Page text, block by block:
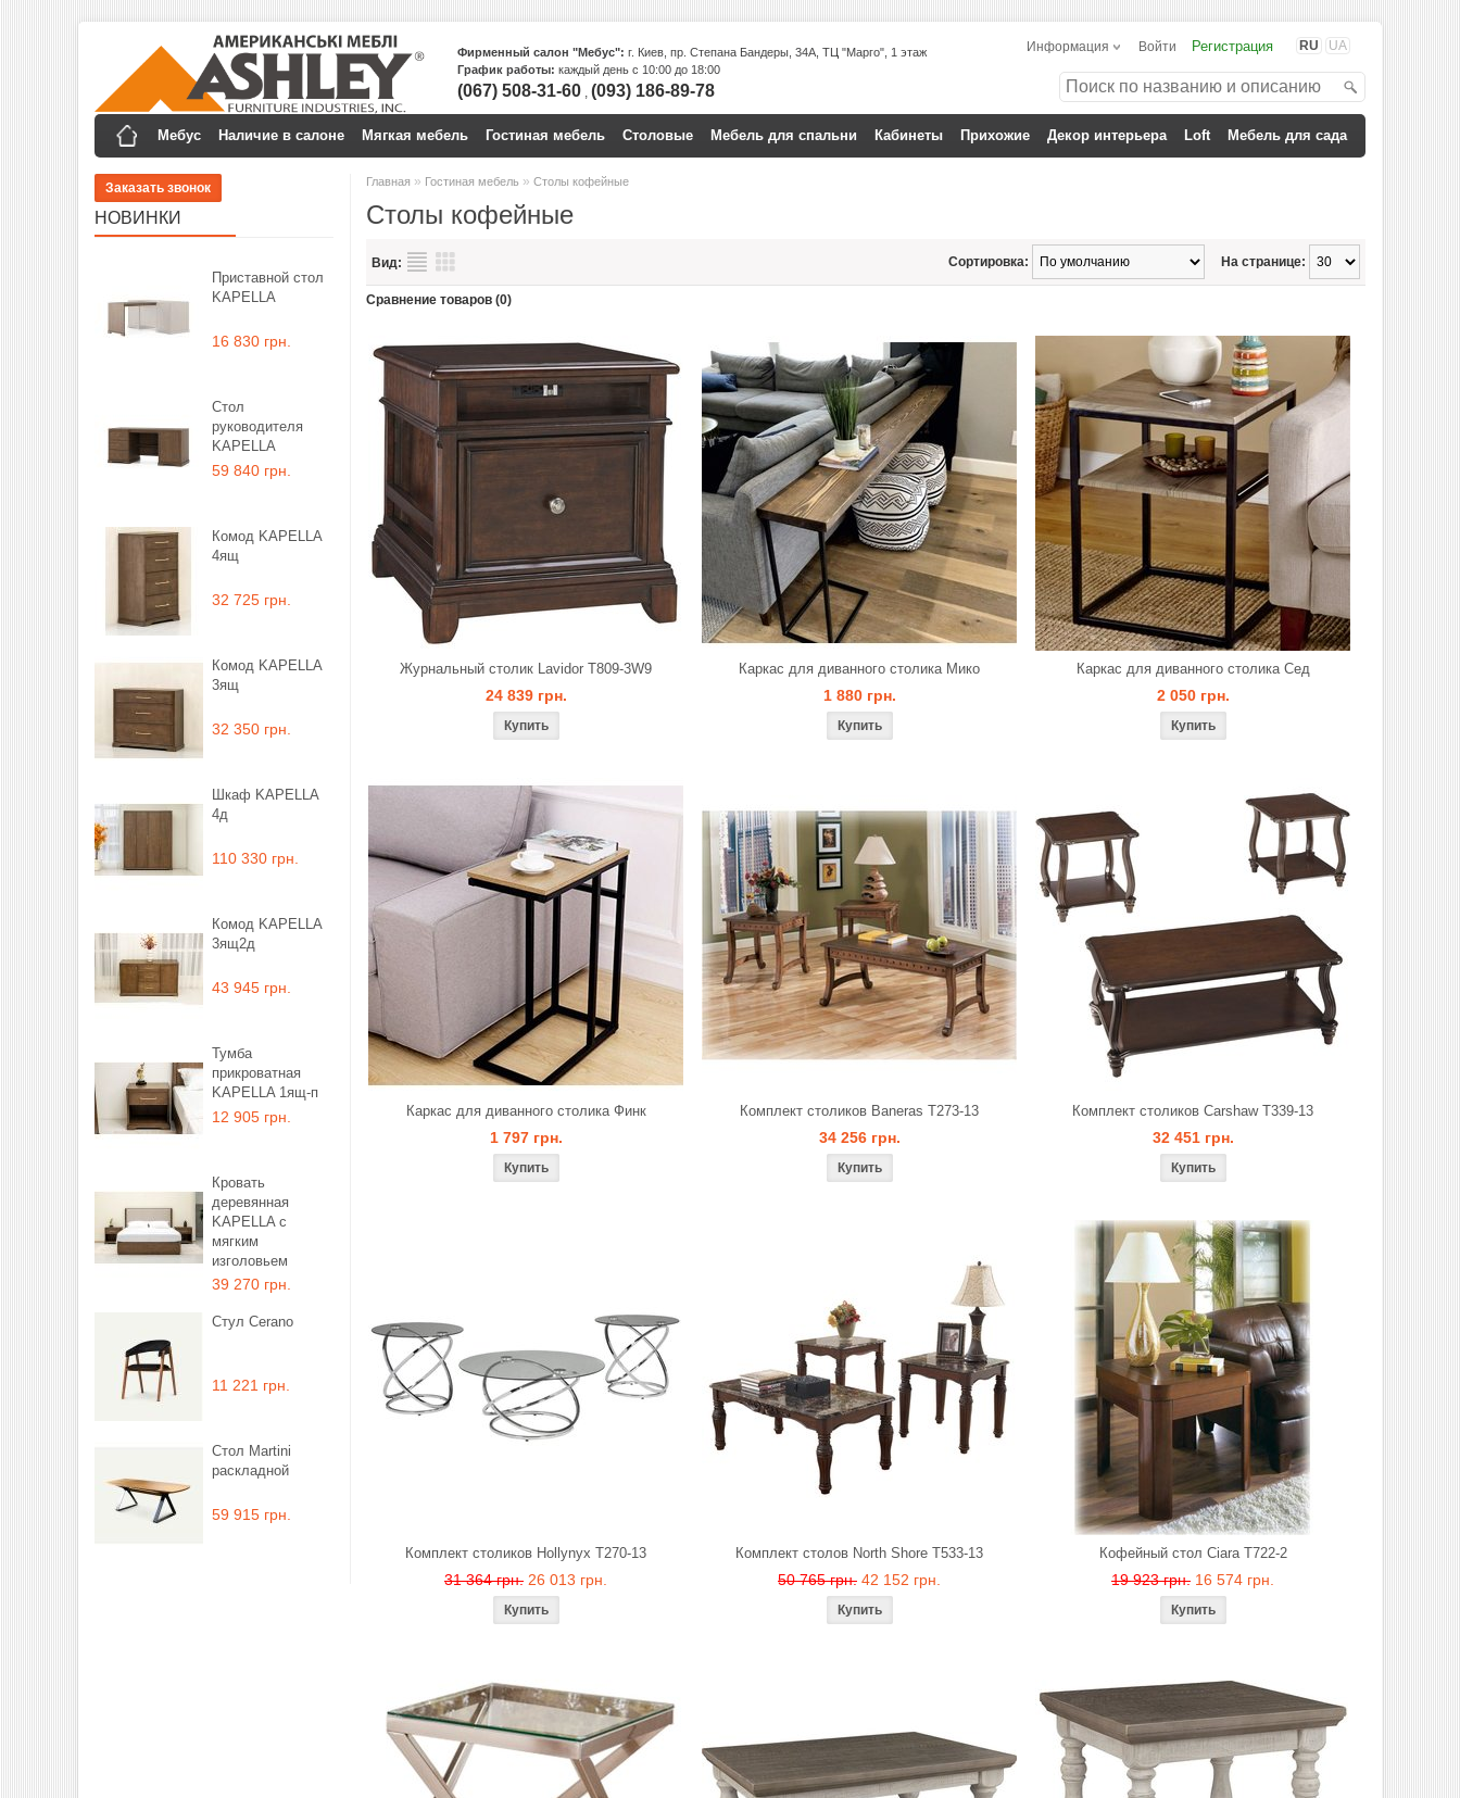
Фирменный салон "Мебус": г. Киев, пр. Степана Бандеры, 34А, ТЦ "Марго", 1 этаж
График работы: каждый день с 10:00 до 18:00
(067) 508-31-60 ,(093) 186-89-78
RU UA
Информация Войти Регистрация
Мебус Наличие в салоне Мягкая мебель Гостиная мебель Столовые Мебель для спальни Кабинеты Прихожие Декор интерьера Loft Мебель для сада
НОВИНКИ
Приставной стол
KAPELLA
16 830 грн.
Стол
руководителя
KAPELLA
59 840 грн.
Комод KAPELLA
4ящ
32 725 грн.
Комод KAPELLA
3ящ
32 350 грн.
Шкаф KAPELLA
4д
110 330 грн.
Комод KAPELLA
3ящ2д
43 945 грн.
Тумба
прикроватная
KAPELLA 1ящ-п
12 905 грн.
Кровать
деревянная
KAPELLA с
мягким
изголовьем
39 270 грн.
Стул Cerano
11 221 грн.
Стол Martini
раскладной
59 915 грн.
Главная » Гостиная мебель » Столы кофейные
Столы кофейные
Вид: На странице:
Сортировка:
Сравнение товаров (0)
Журнальный столик Lavidor T809-3W9
24 839 грн.
Каркас для диванного столика Мико
1 880 грн.
Каркас для диванного столика Сед
2 050 грн.
Каркас для диванного столика Финк
1 797 грн.
Комплект столиков Baneras T273-13
34 256 грн.
Комплект столиков Carshaw T339-13
32 451 грн.
Комплект столиков Hollynyx T270-13
31 364 грн. 26 013 грн.
Комплект столов North Shore T533-13
50 765 грн. 42 152 грн.
Кофейный стол Ciara T722-2
19 923 грн. 16 574 грн.